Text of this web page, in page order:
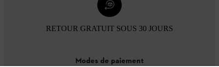
RETOUR GRATUIT SOUS 30 JOURS
Modes de paiement